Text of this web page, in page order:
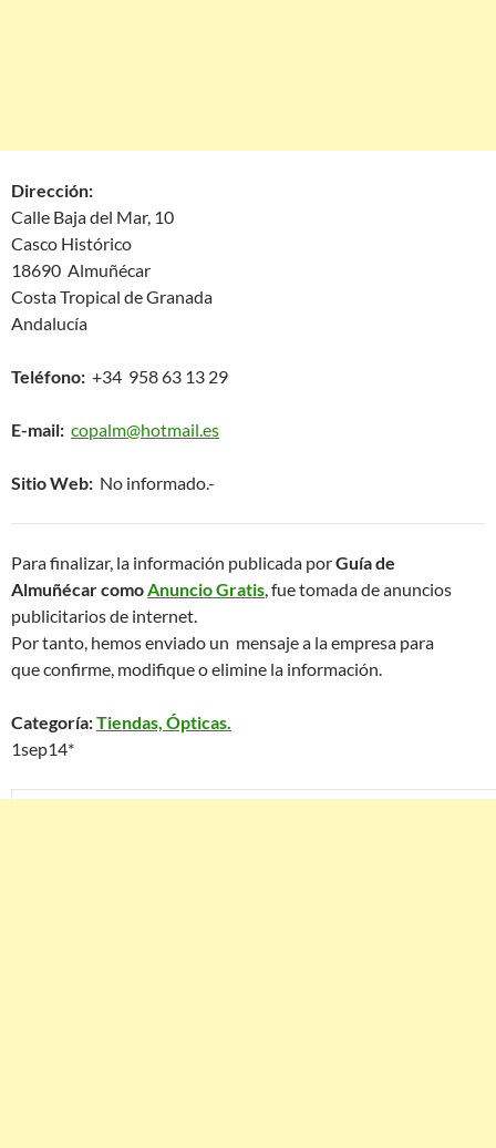
Dirección:
Calle Baja del Mar, 10
Casco Histórico
18690 Almuñécar
Costa Tropical de Granada
Andalucía
Teléfono: +34 958 63 13 29
E-mail: copalm@hotmail.es
Sitio Web: No informado.-
Para finalizar, la información publicada porGuía de
Almuñécar como Anuncio Gratis , fue tomada de anuncios
publicitarios de internet.
Por tanto, hemos enviado un mensaje a la empresa para
que confirme, modifique o elimine la información.
Categoría:Tiendas, Ópticas.
1sep14*